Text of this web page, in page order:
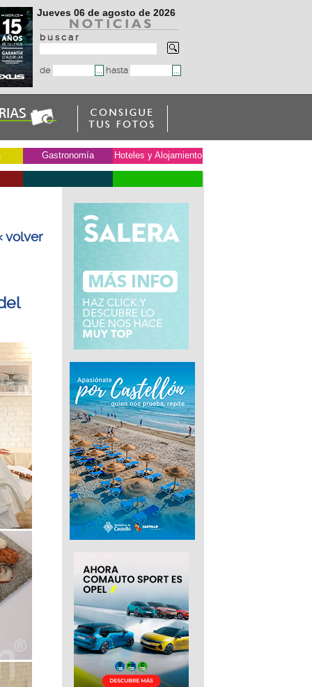
Jueves 06 de agosto de 2026
b u s c a r
de hasta
Gastronomía Hoteles y Alojamiento
volver